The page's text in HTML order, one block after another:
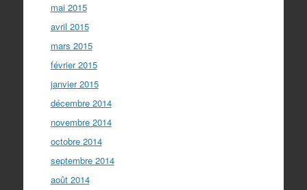
mai 2015
avril 2015
mars 2015
février 2015
janvier 2015
décembre 2014
novembre 2014
octobre 2014
septembre 2014
août 2014